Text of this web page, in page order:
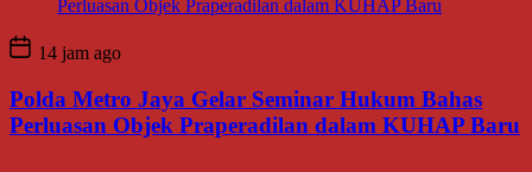
14 jam ago
Polda Metro Jaya Gelar Seminar Hukum Bahas
Perluasan Objek Praperadilan dalam KUHAP Baru